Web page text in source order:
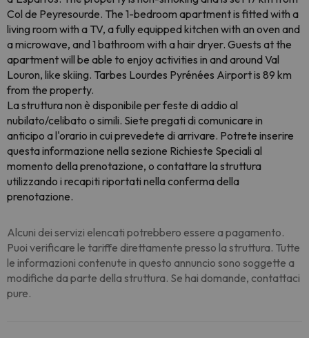
Col de Peyresourde. The 1-bedroom apartment is fitted with a
living room with a TV, a fully equipped kitchen with an oven and
a microwave, and 1 bathroom with a hair dryer. Guests at the
apartment will be able to enjoy activities in and around Val
Louron, like skiing. Tarbes Lourdes Pyrénées Airport is 89 km
from the property.
La struttura non è disponibile per feste di addio al
nubilato/celibato o simili. Siete pregati di comunicare in
anticipo a l'orario in cui prevedete di arrivare. Potrete inserire
questa informazione nella sezione Richieste Speciali al
momento della prenotazione, o contattare la struttura
utilizzando i recapiti riportati nella conferma della
prenotazione.
Alcuni dei servizi elencati potrebbero essere a pagamento.
Puoi verificare le tariffe direttamente presso la struttura. Tutte
le informazioni contenute in questo annuncio sono soggette a
modifiche da parte della struttura. Se hai domande, contattaci
pure.